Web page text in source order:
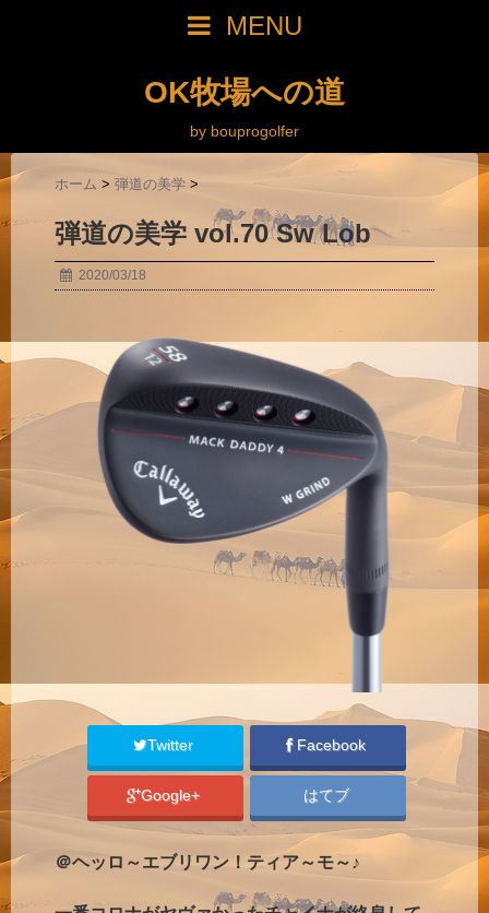
MENU
OK牧場への道
by bouprogolfer
ホーム > 弾道の美学 >
弾道の美学 vol.70 Sw Lob
2020/03/18
Twitter Facebook
Google+ はてブ
＠ヘッロ～エブリワン！ティア～モ～♪